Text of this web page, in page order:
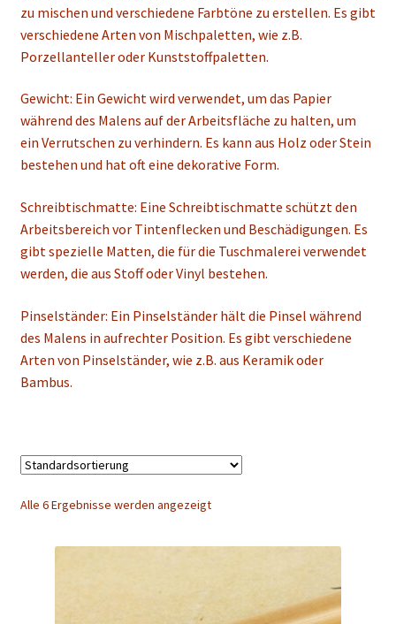
zu mischen und verschiedene Farbtöne zu erstellen. Es gibt
verschiedene Arten von Mischpaletten, wie z.B.
Porzellanteller oder Kunststoffpaletten.
Gewicht: Ein Gewicht wird verwendet, um das Papier
während des Malens auf der Arbeitsfläche zu halten, um
ein Verrutschen zu verhindern. Es kann aus Holz oder Stein
bestehen und hat oft eine dekorative Form.
Schreibtischmatte: Eine Schreibtischmatte schützt den
Arbeitsbereich vor Tintenflecken und Beschädigungen. Es
gibt spezielle Matten, die für die Tuschmalerei verwendet
werden, die aus Stoff oder Vinyl bestehen.
Pinselständer: Ein Pinselständer hält die Pinsel während
des Malens in aufrechter Position. Es gibt verschiedene
Arten von Pinselständer, wie z.B. aus Keramik oder
Bambus.
Alle 6 Ergebnisse werden angezeigt